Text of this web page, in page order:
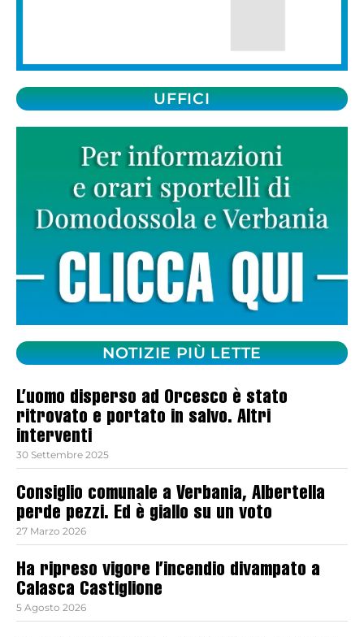
UFFICI
NOTIZIE PIÙ LETTE
L’uomo disperso ad Orcesco è stato
ritrovato e portato in salvo. Altri
interventi
30 Settembre 2025
Consiglio comunale a Verbania, Albertella
perde pezzi. Ed è giallo su un voto
27 Marzo 2026
Ha ripreso vigore l’incendio divampato a
Calasca Castiglione
5 Agosto 2026